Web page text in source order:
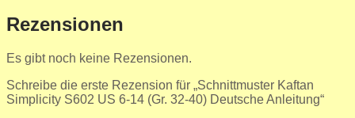
Rezensionen
Es gibt noch keine Rezensionen.
Schreibe die erste Rezension für „Schnittmuster Kaftan
Simplicity S602 US 6-14 (Gr. 32-40) Deutsche Anleitung“